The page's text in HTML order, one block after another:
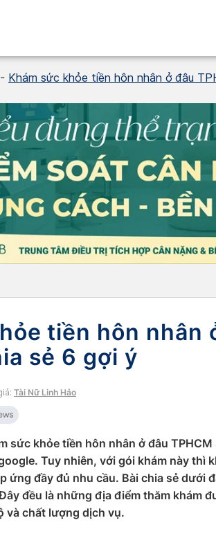
- Khám sức khỏe tiền hôn nhân ở đâu
tiền hôn nhân
sẻ 6 gợi ý
Tài Nữ Linh Hảo
sức khỏe tiền hôn nhân ở đâu
Tuy nhiên, với gói khám này thì
ứng đầy đủ nhu cầu. Bài chia sẻ dưới
đều là những địa điểm thăm khám
và chất lượng dịch vụ.